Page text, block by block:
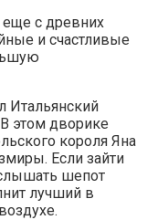
с древних
и счастливые
Итальянский
этом дворике
короля Яна
Если зайти
шепот
лучший в